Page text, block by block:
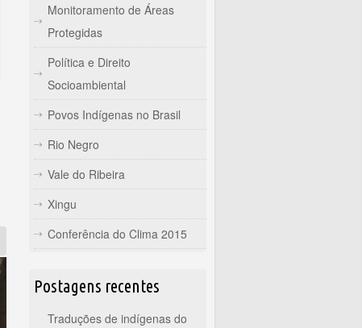
Monitoramento de Áreas
Protegidas
Política e Direito
Socioambiental
Povos Indígenas no Brasil
Rio Negro
Vale do Ribeira
Xingu
Conferência do Clima 2015
Postagens recentes
Traduções de indígenas do